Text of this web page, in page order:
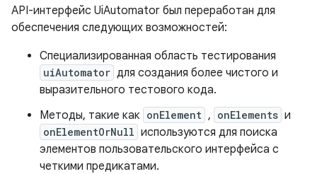
API-интерфейс UiAutomator был переработан для
обеспечения следующих возможностей:
Специализированная область тестирования
uiAutomator для создания более чистого и
выразительного тестового кода.
Методы, такие как onElement , onElements и
onElementOrNull используются для поиска
элементов пользовательского интерфейса с
четкими предикатами.